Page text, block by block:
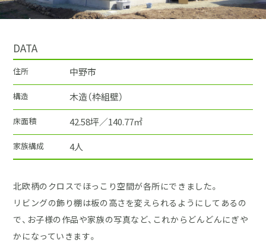
DATA
住所 中野市
構造 木造（枠組壁）
床面積 42.58坪／140.77㎡
家族構成 4人
北欧柄のクロスでほっこり空間が各所にできました。
リビングの飾り棚は板の高さを変えられるようにしてあるの
で、お子様の作品や家族の写真など、これからどんどんにぎや
かになっていきます。